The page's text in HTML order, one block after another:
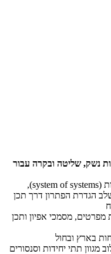
נשק, שליטה ובקרה עבור
• הובלת פיתוח והוכחה של מערכות מורכבות (system of systems),
הגדרת הפתרון דרך תכן
מסמכי אפיון ותכן
בארץ ובחול
מגוון תתי יחידות וסנסורים